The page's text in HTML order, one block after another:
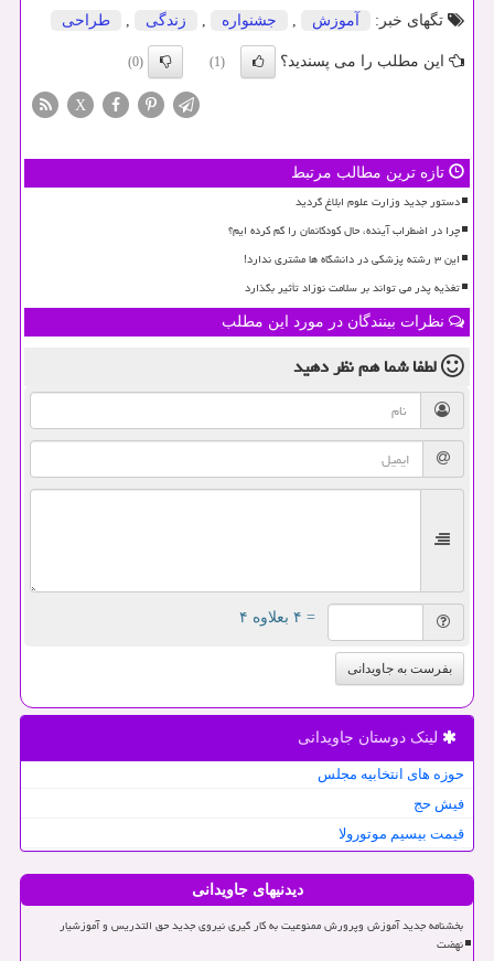
تگهای خبر:
آموزش , جشنواره , زندگی , طراحی
این مطلب را می پسندید؟ (1)
(0)
X
تازه ترین مطالب مرتبط
دستور جدید وزارت علوم ابلاغ گردید
چرا در اضطراب آینده، حال کودکانمان را گم کرده ایم؟
این ۳ رشته پزشکی در دانشگاه ها مشتری ندارد!
تغذیه پدر می تواند بر سلامت نوزاد تأثیر بگذارد
نظرات بینندگان در مورد این مطلب
لطفا شما همنظر دهید
= ۴ بعلاوه ۴
بفرست به جاویدانی
لینک دوستان جاویدانی
حوزه های انتخابیه مجلس
فیش حج
قیمت بیسیم موتورولا
دیدنیهای جاویدانی
بخشنامه جدید آموزش وپرورش ممنوعیت به کار گیری نیروی جدید حق التدریس و آموزشیار
نهضت